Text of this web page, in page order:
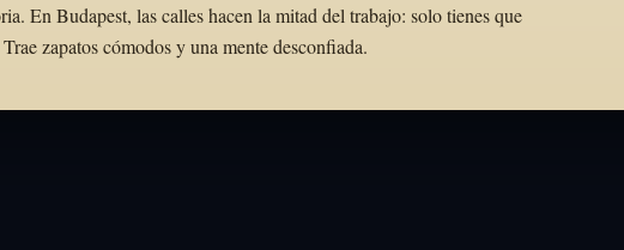
En Budapest, las calles hacen la mitad del trabajo: solo tienes que
zapatos cómodos y una mente desconfiada.